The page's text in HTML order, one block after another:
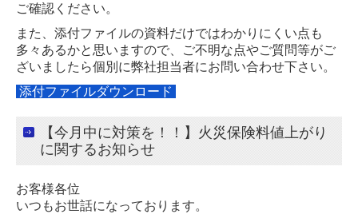
ご確認ください。
また、添付ファイルの資料だけではわかりにくい点も
多々あるかと思いますので、
ご不明な点やご質問等がご
ざいましたら個別に弊社担当者にお問い合わせ下さい。
添付ファイルダウンロード
【今月中に対策を！！ 】火災保険料値上がり
に関するお知らせ
お客様各位
いつもお世話になっております。